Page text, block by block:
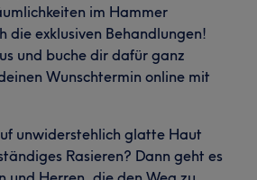
im Hammer
die exklusiven Behandlungen!
und buche dir dafür ganz
Wunschtermin online mit
unwiderstehlich glatte Haut
Rasieren? Dann geht es